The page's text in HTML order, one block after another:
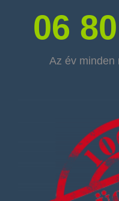
06
Az év minden